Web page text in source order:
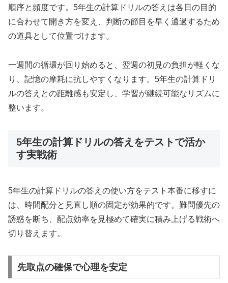
順序と頻度です。5年生の計算ドリルの答えは各日の目的
に合わせて開き方を変え、判断の節目を早く通過するため
の道具として位置づけます。
一週間の循環が回り始めると、翌週の初見の負担が軽くな
り、記憶の摩耗に抗しやすくなります。5年生の計算ドリ
ルの答えとの距離感も安定し、学習が継続可能なリズムに
整います。
5年生の計算ドリルの答えをテストで活か
す実戦術
5年生の計算ドリルの答えの使い方をテスト本番に移すに
は、時間配分と見直し順の固定が効果的です。難問優先の
誘惑を断ち、配点効率を見極めて確実に積み上げる戦術へ
切り替えます。
先取点の確保で心理を安定